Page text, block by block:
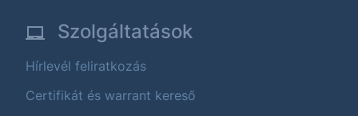
Szolgáltatások
Hírlevél feliratkozás
Certifikát és warrant kereső